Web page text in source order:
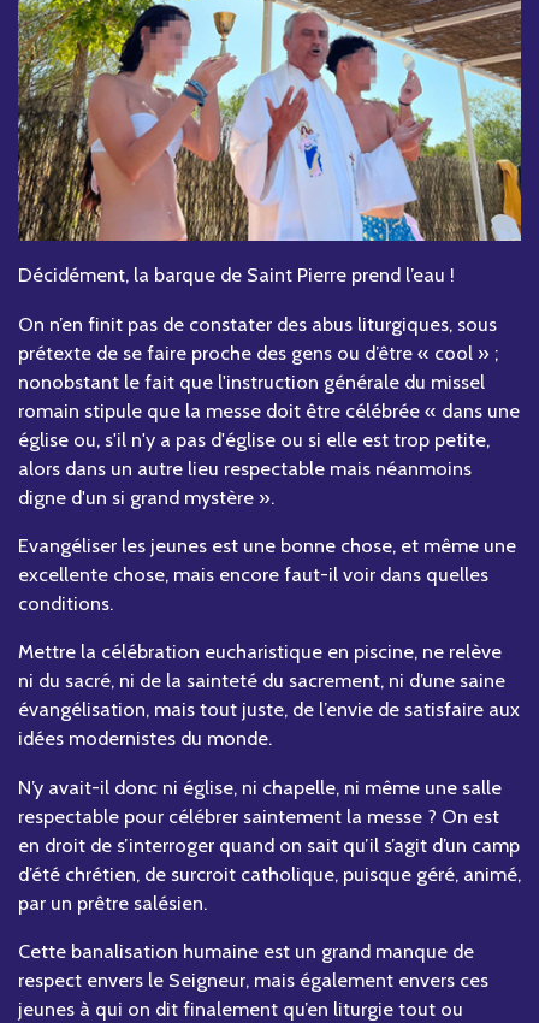
Décidément, la barque de Saint Pierre prend l’eau !
On n’en finit pas de constater des abus liturgiques, sous
prétexte de se faire proche des gens ou d’être « cool » ;
nonobstant le fait que l'instruction générale du missel
romain stipule que la messe doit être célébrée « dans une
église ou, s'il n'y a pas d'église ou si elle est trop petite,
alors dans un autre lieu respectable mais néanmoins
digne d'un si grand mystère ».
Evangéliser les jeunes est une bonne chose, et même une
excellente chose, mais encore faut-il voir dans quelles
conditions.
Mettre la célébration eucharistique en piscine, ne relève
ni du sacré, ni de la sainteté du sacrement, ni d’une saine
évangélisation, mais tout juste, de l’envie de satisfaire aux
idées modernistes du monde.
N’y avait-il donc ni église, ni chapelle, ni même une salle
respectable pour célébrer saintement la messe ? On est
en droit de s’interroger quand on sait qu’il s’agit d’un camp
d’été chrétien, de surcroit catholique, puisque géré, animé,
par un prêtre salésien.
Cette banalisation humaine est un grand manque de
respect envers le Seigneur, mais également envers ces
jeunes à qui on dit finalement qu’en liturgie tout ou